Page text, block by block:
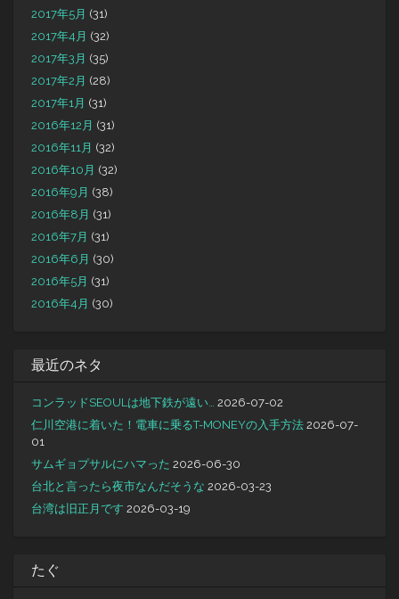
2017年5月 (31)
2017年4月 (32)
2017年3月 (35)
2017年2月 (28)
2017年1月 (31)
2016年12月 (31)
2016年11月 (32)
2016年10月 (32)
2016年9月 (38)
2016年8月 (31)
2016年7月 (31)
2016年6月 (30)
2016年5月 (31)
2016年4月 (30)
最近のネタ
コンラッドSEOULは地下鉄が遠い…
2026-07-02
仁川空港に着いた！電車に乗るT-MONEYの入手方法 2026-07-
01
サムギョプサルにハマった 2026-06-30
台北と言ったら夜市なんだそうな 2026-03-23
台湾は旧正月です 2026-03-19
たぐ